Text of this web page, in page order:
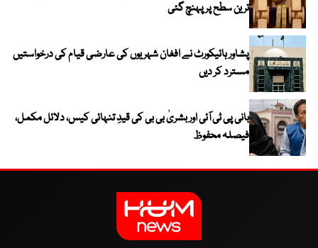
ترین سطح پر پہنچ گئی
پشاور ہائیکورٹ نے افغان شہریوں کی عارضی قیام کی درخواستیں
مسترد کر دیں
بانی پی ٹی آئی اور بشریٰ بی بی کی قیدِ تنہائی کیس، دلائل مکمل،
فیصلہ محفوظ